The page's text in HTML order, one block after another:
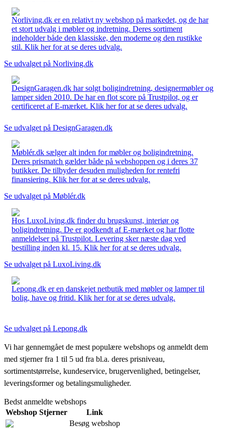
Norliving.dk er en relativt ny webshop på markedet, og de har
et stort udvalg i møbler og indretning. Deres sortiment
indeholder både den klassiske, den moderne og den rustikke
stil. Klik her for at se deres udvalg.
Se udvalget på Norliving.dk
DesignGaragen.dk har solgt boligindretning, designermøbler og
lamper siden 2010. De har en flot score på Trustpilot, og er
certificeret af E-mærket. Klik her for at se deres udvalg.
Se udvalget på DesignGaragen.dk
Møblér.dk sælger alt inden for møbler og boligindretning.
Deres prismatch gælder både på webshoppen og i deres 37
butikker. De tilbyder desuden muligheden for rentefri
finansiering. Klik her for at se deres udvalg.
Se udvalget på Møblér.dk
Hos LuxoLiving.dk finder du brugskunst, interiør og
boligindretning. De er godkendt af E-mærket og har flotte
anmeldelser på Trustpilot. Levering sker næste dag ved
bestilling inden kl. 15. Klik her for at se deres udvalg.
Se udvalget på LuxoLiving.dk
Lepong.dk er en danskejet netbutik med møbler og lamper til
bolig, have og fritid. Klik her for at se deres udvalg.
Se udvalget på Lepong.dk
Vi har gennemgået de mest populære webshops og anmeldt dem
med stjerner fra 1 til 5 ud fra bl.a. deres prisniveau,
sortimentstørrelse, kundeservice, brugervenlighed, betingelser,
leveringsformer og betalingsmuligheder.
Bedst anmeldte webshops
Webshop Stjerner
Link
Besøg webshop